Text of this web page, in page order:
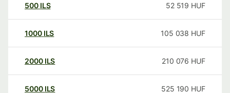
500 ILS 52 519 HUF
1000 ILS 105 038 HUF
2000 ILS 210 076 HUF
5000 ILS 525 190 HUF